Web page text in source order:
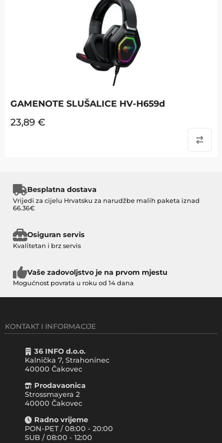
GAMENOTE SLUŠALICE HV-H659d
23,89 €
Besplatna dostava
Vrijedi za cijelu Hrvatsku za narudžbe malih paketa iznad
66.36€
Osiguran servis
Kvalitetan i brz servis
Vaše zadovoljstvo je na prvom mjestu
Mogućnost povrata u roku od 14 dana
KONTAKT I INFORMACIJE
36 INFO d.o.o.
Kalnička 7, Strahoninec
40000 Čakovec
Prodavaonica
Strossmayera 2
40000 Čakovec
Radno vrijeme
PON-PET / 08:00 - 20:00
SUB / 08:00 - 12:00